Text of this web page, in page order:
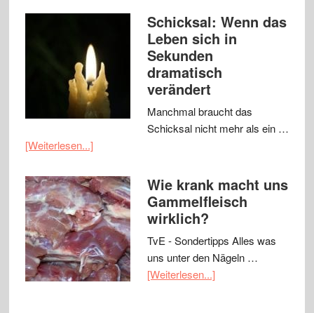
Schicksal: Wenn das
Leben sich in
Sekunden
dramatisch
verändert
Manchmal braucht das
Schicksal nicht mehr als ein …
[Weiterlesen...]
Wie krank macht uns
Gammelfleisch
wirklich?
TvE - Sondertipps Alles was
uns unter den Nägeln …
[Weiterlesen...]